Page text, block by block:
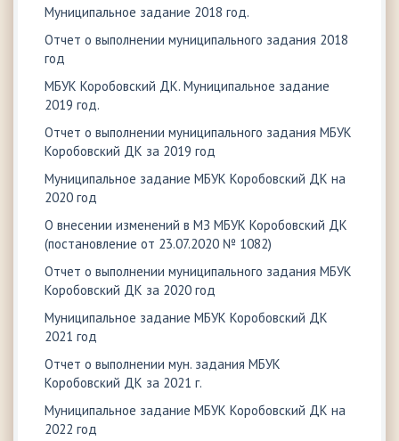
Муниципальное задание 2018 год.
Отчет о выполнении муниципального задания 2018
год
МБУК Коробовский ДК. Муниципальное задание
2019 год.
Отчет о выполнении муниципального задания МБУК
Коробовский ДК за 2019 год
Муниципальное задание МБУК Коробовский ДК на
2020 год
О внесении изменений в МЗ МБУК Коробовский ДК
(постановление от 23.07.2020 № 1082)
Отчет о выполнении муниципального задания МБУК
Коробовский ДК за 2020 год
Муниципальное задание МБУК Коробовский ДК
2021 год
Отчет о выполнении мун. задания МБУК
Коробовский ДК за 2021 г.
Муниципальное задание МБУК Коробовский ДК на
2022 год